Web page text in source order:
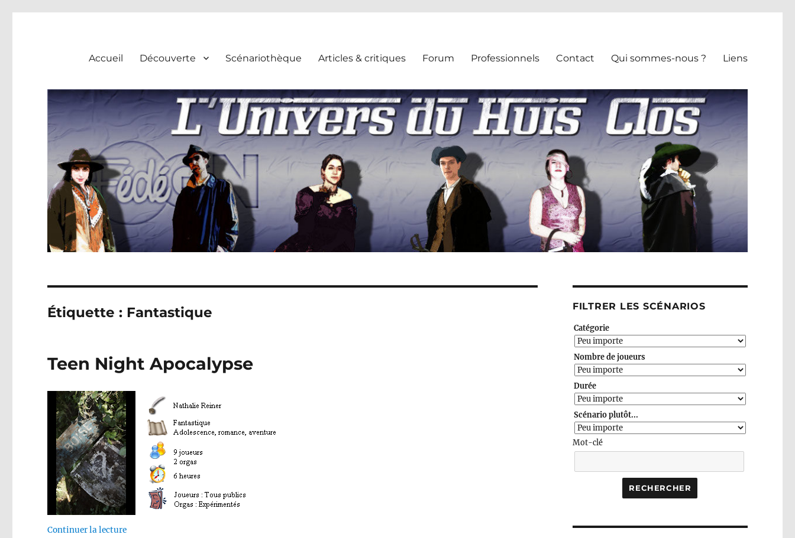
Accueil Découverte Scénariothèque Articles & critiques Forum Professionnels Contact Qui sommes-nous ? Liens
Étiquette : Fantastique
Teen Night Apocalypse
Continuer la lecturede « Teen Night Apocalypse »
FILTRER LES SCÉNARIOS
Catégorie
Nombre de joueurs
Durée
Scénario plutôt...
Mot-clé